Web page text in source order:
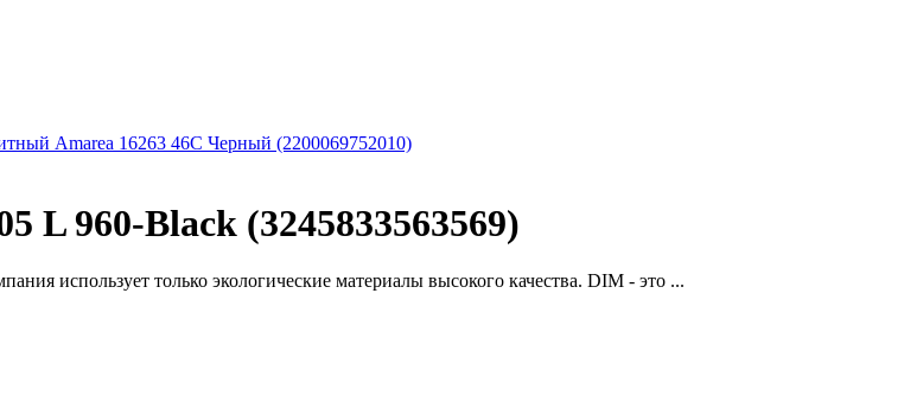
Amarea 16263 46C Черный (2200069752010)
960-Black (3245833563569)
использует только экологические материалы высокого качества. DIM - это ...